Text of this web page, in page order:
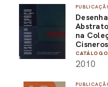
na
Cisneros
CATÁLOGO
2010